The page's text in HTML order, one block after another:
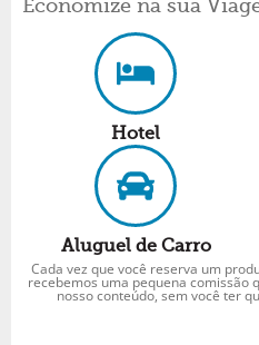
Economize na sua
Hotel
Aluguel de Carro
Cada vez que você reserva um
recebemos uma pequena comissão
nosso conteúdo, sem você ter